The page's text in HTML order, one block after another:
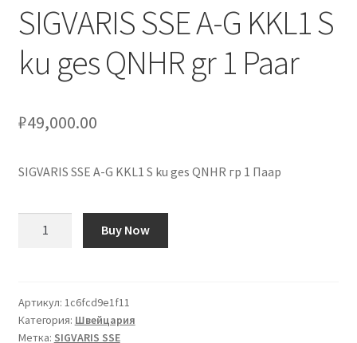
SIGVARIS SSE A-G KKL1 S
ku ges QNHR gr 1 Paar
₽49,000.00
SIGVARIS SSE A-G KKL1 S ku ges QNHR гр 1 Паар
A-
G
Buy Now
Артикул: 1c6fcd9e1f11
Категория: Швейцария
Метка: SIGVARIS SSE